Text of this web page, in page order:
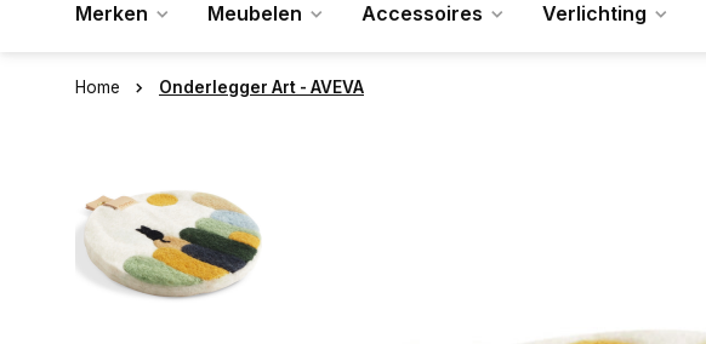
Merken Meubelen Accessoires Verlichting
Home Onderlegger Art - AVEVA